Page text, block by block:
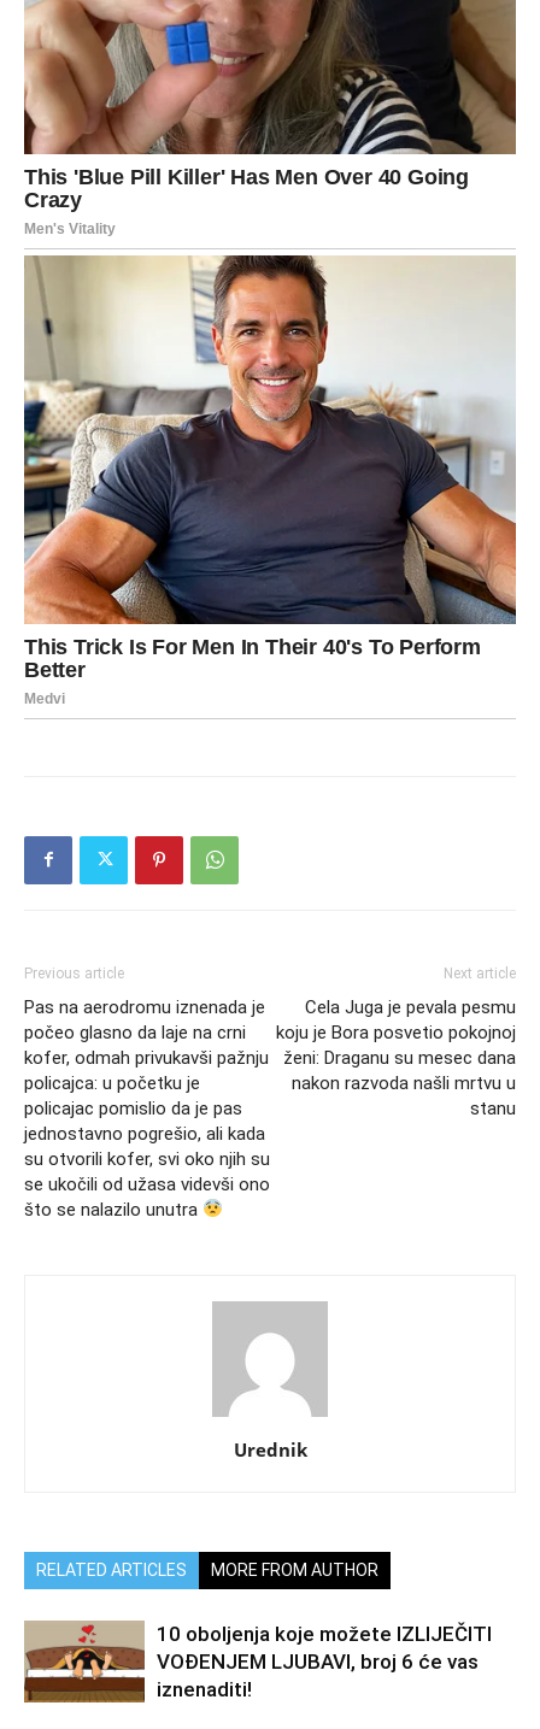
Previous article
Pas na aerodromu iznenada je
počeo glasno da laje na crni
kofer, odmah privukavši pažnju
policajca: u početku je
policajac pomislio da je pas
jednostavno pogrešio, ali kada
su otvorili kofer, svi oko njih su
se ukočili od užasa videvši ono
što se nalazilo unutra
Next article
Cela Juga je pevala pesmu
koju je Bora posvetio pokojnoj
ženi: Draganu su mesec dana
nakon razvoda našli mrtvu u
stanu
Urednik
RELATED ARTICLES MORE FROM AUTHOR
10 oboljenja koje možete IZLIJEČITI
VOĐENJEM LJUBAVI, broj 6 će vas
iznenaditi!